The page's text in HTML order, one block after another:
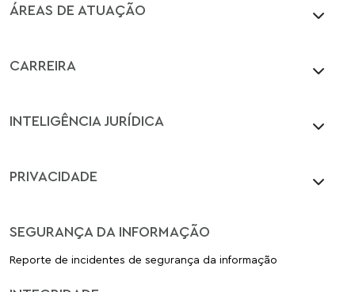
ÁREAS DE ATUAÇÃO
CARREIRA
INTELIGÊNCIA JURÍDICA
PRIVACIDADE
SEGURANÇA DA INFORMAÇÃO
Reporte de incidentes de segurança da informação